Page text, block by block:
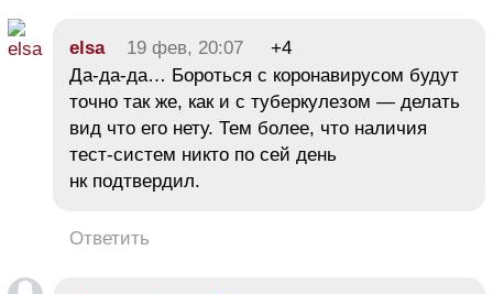
elsa 19 фев, 20:07
+4
Да-да-да… Бороться с коронавирусом будут
точно так же, как и с туберкулезом — делать
вид что его нету. Тем более, что наличия
тест-систем никто по сей день
нк подтвердил.
Ответить